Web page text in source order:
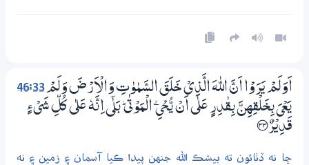
46:33 اَوَلَمْ يَرَوْا اَنَّ اللّٰهَ الَّذِيْ خَلَقَ السَّمٰوٰتِ وَالْاَرْضَ وَلَمْ
يَعْيَ بِـخَلْقِهِنَّ بِقٰدِرٍ عَلٰٓي اَنْ يُّـحْيِ ۦ الْمَوْتٰى ۭ بَلٰٓي اِنَّهٗ عَلٰي كُلِّ شَيْءٍ
قَدِيْرٌ ؀33
ڇا نه ڏٺائون ته بيشڪ الله جنهن پيدا ڪيا آسمان ۽ زمين ۽ نه